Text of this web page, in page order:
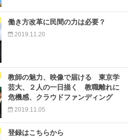
働き方改革に民間の力は必要？
2019.11.20
教師の魅力、映像で届ける 東京学
芸大、２人の一日描く 教職離れに
危機感、クラウドファンディング
2019.11.05
登録はこちらから